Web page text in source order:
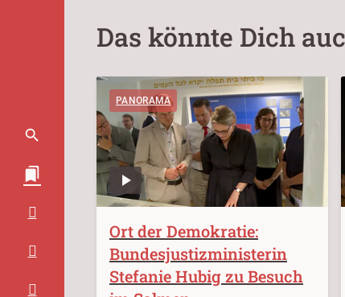
Das könnte Dich
PANORAMA
Ort der Demokratie:
Bundesjustizministerin
Stefanie Hubig zu Besuch